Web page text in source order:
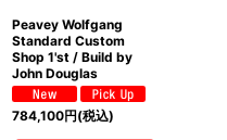
Peavey Wolfgang
Standard Custom
Shop 1'st / Build by
John Douglas
784,100円(税込)